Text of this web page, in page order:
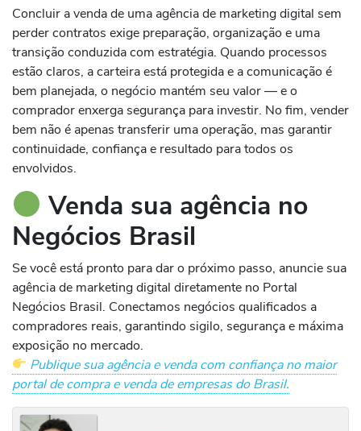
Concluir a venda de uma agência de marketing digital sem
perder contratos exige preparação, organização e uma
transição conduzida com estratégia. Quando processos
estão claros, a carteira está protegida e a comunicação é
bem planejada, o negócio mantém seu valor — e o
comprador enxerga segurança para investir. No fim, vender
bem não é apenas transferir uma operação, mas garantir
continuidade, confiança e resultado para todos os
envolvidos.
Venda sua agência no
Negócios Brasil
Se você está pronto para dar o próximo passo, anuncie sua
agência de marketing digital diretamente no Portal
Negócios Brasil. Conectamos negócios qualificados a
compradores reais, garantindo sigilo, segurança e máxima
exposição no mercado.
Publique sua agência e venda com confiança no maior
portal de compra e venda de empresas do Brasil.